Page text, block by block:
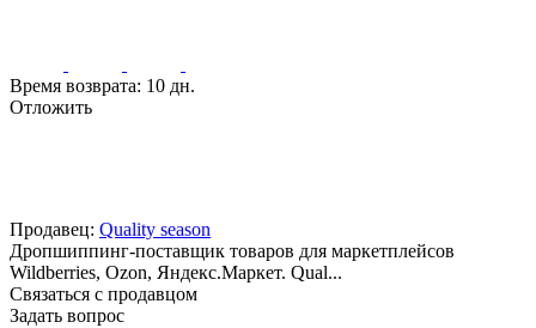
Время возврата: 10 дн.
Отложить
Продавец: Quality season
Дропшиппинг-поставщик товаров для маркетплейсов
Wildberries, Ozon, Яндекс.Маркет. Qual...
Связаться с продавцом
Задать вопрос